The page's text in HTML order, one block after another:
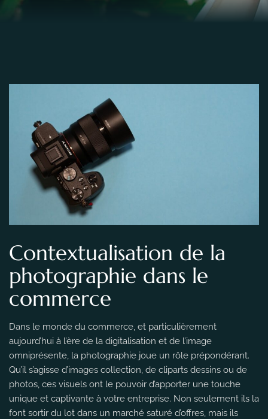
Contextualisation de la
photographie dans le
commerce
Dans le monde du commerce, et particulièrement
aujourd’hui à l’ère de la digitalisation et de l’image
omniprésente, la photographie joue un rôle prépondérant.
Qu’il s’agisse d’images collection, de cliparts dessins ou de
photos, ces visuels ont le pouvoir d’apporter une touche
unique et captivante à votre entreprise. Non seulement ils la
font sortir du lot dans un marché saturé d’offres, mais ils